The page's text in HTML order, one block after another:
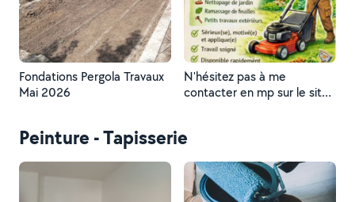
Fondations Pergola Travaux
Mai 2026
N'hésitez pas à me
contacter en mp sur le site.
Peinture - Tapisserie